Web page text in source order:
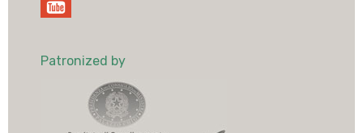
Patronized by